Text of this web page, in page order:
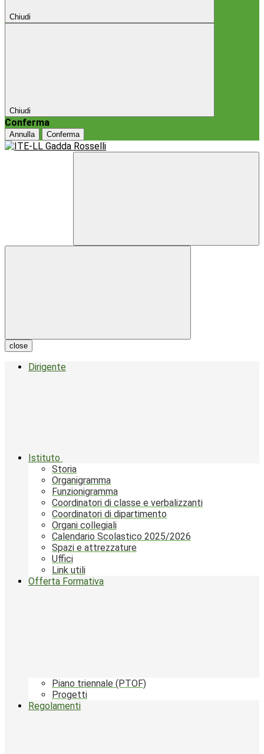
Chiudi
Chiudi
Conferma
Annulla Conferma
close
Dirigente
Istituto
Storia
Organigramma
Funzionigramma
Coordinatori di classe e verbalizzanti
Coordinatori di dipartimento
Organi collegiali
Calendario Scolastico 2025/2026
Spazi e attrezzature
Uffici
Link utili
Offerta Formativa
Piano triennale (PTOF)
Progetti
Regolamenti